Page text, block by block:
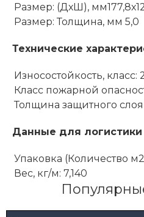
Размер: (ДхШ),
Размер: Толщина, мм 5,0
Технические
Износостойкость, класс:
Класс пожарной
Толщина защитного
Данные для логистики
Упаковка (Количество
Вес, кг/м: 7,140